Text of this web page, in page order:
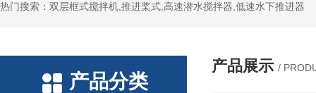
热门搜索：双层框式搅拌机,推进桨式,高速潜水搅拌器,低速水下推进器
产品分类
产品展示 /